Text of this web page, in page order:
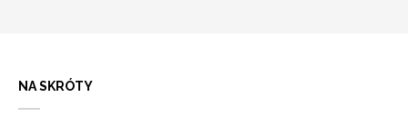
NA SKRÓTY